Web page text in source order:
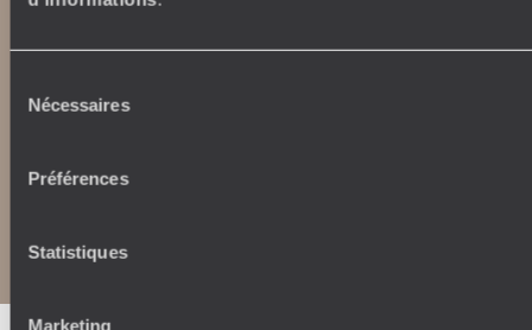
Nécessaires
Préférences
Statistiques
Marketing
extraordinaryjourneys.com
Notice légale et CGU